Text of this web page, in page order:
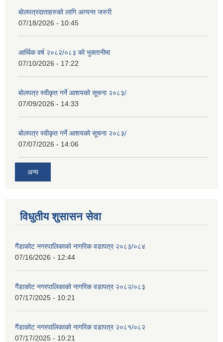
बोलपत्रदाताहरुको लागि अत्यन्त जरुरी
07/18/2026 - 10:45
आर्थिक वर्ष २०८२/०८३ को भुक्तानीमा
07/10/2026 - 17:22
बोलपत्र स्वीकृत गर्ने आशयको सूचना २०८३/
07/09/2026 - 14:33
बोलपत्र स्वीकृत गर्ने आशयको सूचना २०८३/
07/07/2026 - 14:06
अन्य
विधुतीय शुसासन सेवा
गैंडाकोट नगरपालिकाको नागरिक वडापत्र २०८३/०८४
07/16/2026 - 12:44
गैंडाकोट नगरपालिकाको नागरिक वडापत्र २०८२/०८३
07/17/2025 - 10:21
गैंडाकोट नगरपालिकाको नागरिक वडापत्र २०८१/०८२
07/17/2025 - 10:21